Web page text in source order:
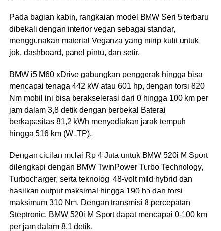
Pada bagian kabin, rangkaian model BMW Seri 5 terbaru
dibekali dengan interior vegan sebagai standar,
menggunakan material Veganza yang mirip kulit untuk
jok, dashboard, panel pintu, dan setir.
BMW i5 M60 xDrive gabungkan penggerak hingga bisa
mencapai tenaga 442 kW atau 601 hp, dengan torsi 820
Nm mobil ini bisa berakselerasi dari 0 hingga 100 km per
jam dalam 3,8 detik dengan berbekal Baterai
berkapasitas 81,2 kWh menyediakan jarak tempuh
hingga 516 km (WLTP).
Dengan cicilan mulai Rp 4 Juta untuk BMW 520i M Sport
dilengkapi dengan BMW TwinPower Turbo Technology,
Turbocharger, serta teknologi 48-volt mild hybrid dan
hasilkan output maksimal hingga 190 hp dan torsi
maksimum 310 Nm. Dengan transmisi 8 percepatan
Steptronic, BMW 520i M Sport dapat mencapai 0-100 km
per jam dalam 8.1 detik.